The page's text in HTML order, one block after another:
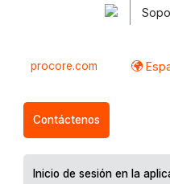
procore.com
Contáctenos
Inicio de sesión en la